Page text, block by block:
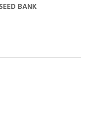
BANK
VAŠEGA